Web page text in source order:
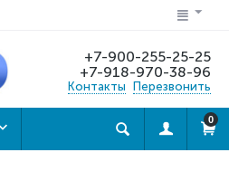
+7-900-255-25-25
+7-918-970-38-96
Контакты Перезвонить
0